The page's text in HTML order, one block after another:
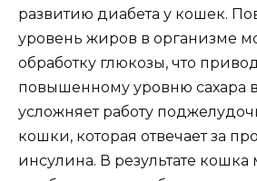
развитию диабета у кошек.
уровень жиров в организме
обработку глюкозы, что
повышенному уровню сахара
усложняет работу
кошки, которая отвечает за
инсулина. В результате кошка